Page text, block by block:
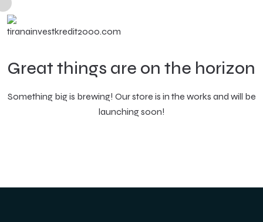
Great things are on the horizon
Something big is brewing! Our store is in the works and will be
launching soon!